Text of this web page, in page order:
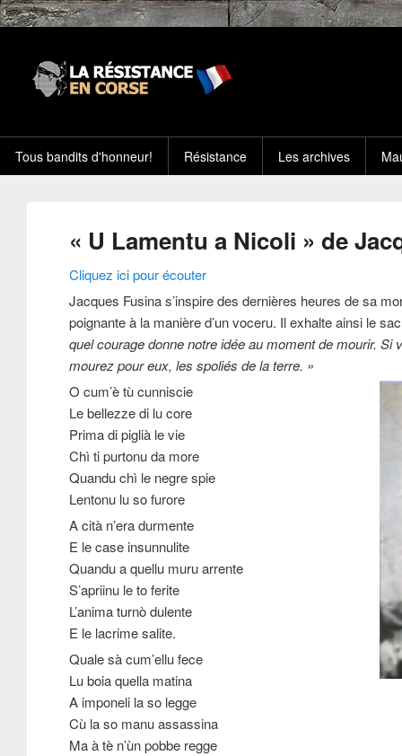
Tous bandits d'honneur! Résistance Les archives
« U Lamentu a Nicoli » de
Cliquez ici pour écouter
Jacques Fusina s’inspire des dernières heures de sa
poignante à la manière d’un voceru. Il exhalte ainsi le
quel courage donne notre idée au moment de mourir.
mourez pour eux, les spoliés de la terre. »
O cum’è tù cunniscie
Le bellezze di lu core
Prima di piglià le vie
Chì ti purtonu da more
Quandu chì le negre spie
Lentonu lu so furore
A cità n’era durmente
E le case insunnulite
Quandu a quellu muru arrente
S’apriinu le to ferite
L’anima turnò dulente
E le lacrime salite.
Quale sà cum’ellu fece
Lu boia quella matina
A imponeli la so legge
Cù la so manu assassina
Ma à tè n’ùn pobbe regge